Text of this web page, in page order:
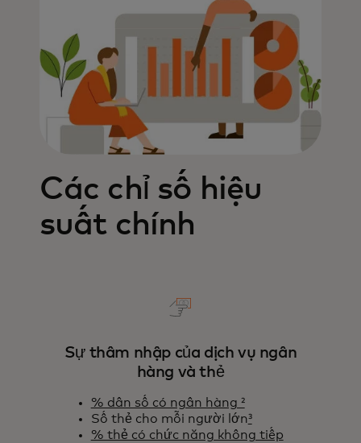
Các chỉ số hiệu
suất chính
Sự thâm nhập của dịch vụ ngân
hàng và thẻ
% dân số có ngân hàng ²
Số thẻ cho mỗi người lớn³
% thẻ có chức năng không tiếp